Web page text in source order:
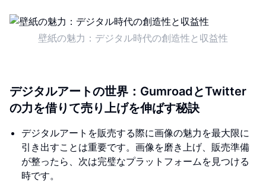
壁紙の魅力：デジタル時代の創造性と収益性
デジタルアートの世界：GumroadとTwitter
の力を借りて売り上げを伸ばす秘訣
デジタルアートを販売する際に画像の魅力を最大限に
引き出すことは重要です。画像を磨き上げ、販売準備
が整ったら、次は完璧なプラットフォームを見つける
時です。